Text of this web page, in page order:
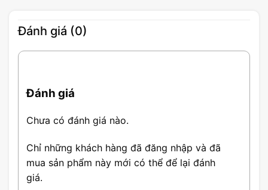
Đánh giá (0)
Đánh giá
Chưa có đánh giá nào.
Chỉ những khách hàng đã đăng nhập và đã
mua sản phẩm này mới có thể để lại đánh
giá.